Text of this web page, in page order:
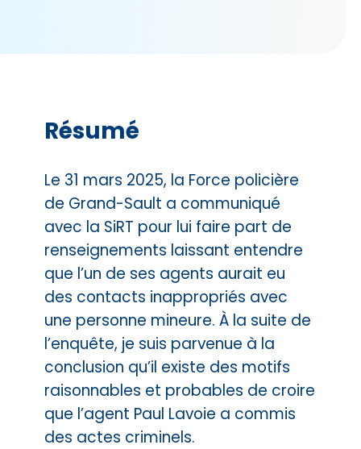
Résumé
Le 31 mars 2025, la Force policière
de Grand-Sault a communiqué
avec la SiRT pour lui faire part de
renseignements laissant entendre
que l’un de ses agents aurait eu
des contacts inappropriés avec
une personne mineure. À la suite de
l’enquête, je suis parvenue à la
conclusion qu’il existe des motifs
raisonnables et probables de croire
que l’agent Paul Lavoie a commis
des actes criminels.